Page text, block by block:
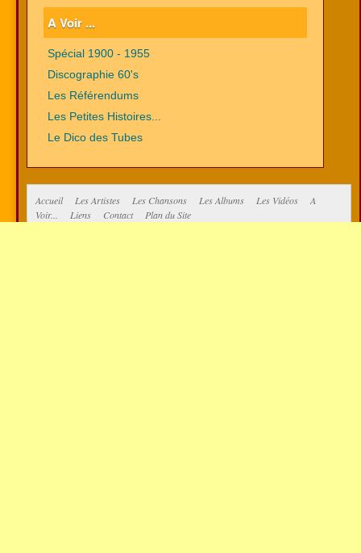
A Voir ...
Spécial 1900 - 1955
Discographie 60's
Les Référendums
Les Petites Histoires...
Le Dico des Tubes
Accueil Les Artistes Les Chansons Les Albums Les Vidéos
A
Voir...
Liens Contact Plan du Site